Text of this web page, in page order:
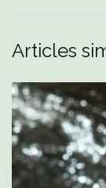
Articles